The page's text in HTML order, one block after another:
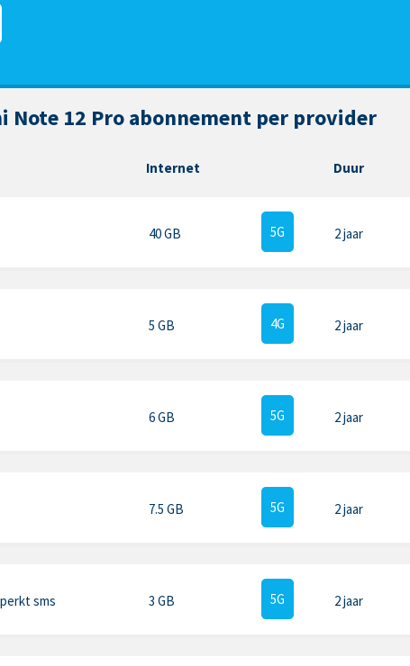
Note 12 Pro abonnement per provider
Internet Duur
40 GB 5G 2 jaar
5 GB 4G 2 jaar
6 GB 5G 2 jaar
7.5 GB 5G 2 jaar
sms 3 GB 5G 2 jaar